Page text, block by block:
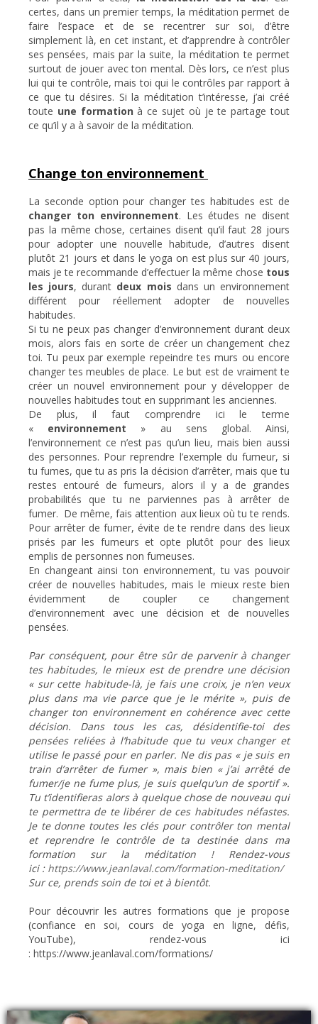
certes, dans un premier temps, la méditation permet de
faire l’espace et de se recentrer sur soi, d’être
simplement là, en cet instant, et d’apprendre à contrôler
ses pensées, mais par la suite, la méditation te permet
surtout de jouer avec ton mental. Dès lors, ce n’est plus
lui qui te contrôle, mais toi qui le contrôles par rapport à
ce que tu désires. Si la méditation t’intéresse, j’ai créé
toute une formationà ce sujet où je te partage tout
ce qu’il y a à savoir de la méditation.
Change ton environnement
La seconde option pour changer tes habitudes est de
changer ton environnement. Les études ne disent
pas la même chose, certaines disent qu’il faut 28 jours
pour adopter une nouvelle habitude, d’autres disent
plutôt 21 jours et dans le yoga on est plus sur 40 jours,
mais je te recommande d’effectuer la même chose tous
les jours, durant deux mois dans un environnement
différent pour réellement adopter de nouvelles
habitudes.
Si tu ne peux pas changer d’environnement durant deux
mois, alors fais en sorte de créer un changement chez
toi. Tu peux par exemple repeindre tes murs ou encore
changer tes meubles de place. Le but est de vraiment te
créer un nouvel environnement pour y développer de
nouvelles habitudes tout en supprimant les anciennes.
De plus, il faut comprendre ici le terme
« environnement » au sens global. Ainsi,
l’environnement ce n’est pas qu’un lieu, mais bien aussi
des personnes. Pour reprendre l’exemple du fumeur, si
tu fumes, que tu as pris la décision d’arrêter, mais que tu
restes entouré de fumeurs, alors il y a de grandes
probabilités que tu ne parviennes pas à arrêter de
fumer. De même, fais attention aux lieux où tu te rends.
Pour arrêter de fumer, évite de te rendre dans des lieux
prisés par les fumeurs et opte plutôt pour des lieux
emplis de personnes non fumeuses.
En changeant ainsi ton environnement, tu vas pouvoir
créer de nouvelles habitudes, mais le mieux reste bien
évidemment de coupler ce changement
d’environnement avec une décision et de nouvelles
pensées.
Par conséquent, pour être sûr de parvenir à changer
tes habitudes, le mieux est de prendre une décision
« sur cette habitude-là, je fais une croix, je n’en veux
plus dans ma vie parce que je le mérite », puis de
changer ton environnement en cohérence avec cette
décision. Dans tous les cas, désidentifie-toi des
pensées reliées à l’habitude que tu veux changer et
utilise le passé pour en parler. Ne dis pas « je suis en
train d’arrêter de fumer », mais bien « j’ai arrêté de
fumer/je ne fume plus, je suis quelqu’un de sportif ».
Tu t’identifieras alors à quelque chose de nouveau qui
te permettra de te libérer de ces habitudes néfastes.
Je te donne toutes les clés pour contrôler ton mental
et reprendre le contrôle de ta destinée dans ma
formation sur la méditation ! Rendez-vous
ici : https://www.jeanlaval.com/formation-meditation/
Sur ce, prends soin de toi et à bientôt.
Pour découvrir les autres formations que je propose
(confiance en soi, cours de yoga en ligne, défis,
YouTube), rendez-vous ici
: https://www.jeanlaval.com/formations/